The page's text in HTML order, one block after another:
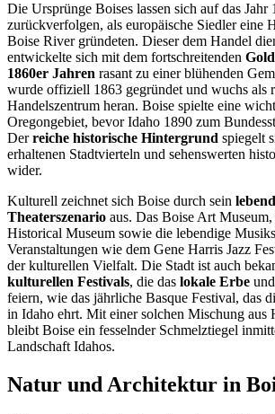
Die Ursprünge Boises lassen sich auf das Jahr
zurückverfolgen, als europäische Siedler eine
Boise River gründeten. Dieser dem Handel
entwickelte sich mit dem fortschreitenden
1860er Jahren rasant zu einer blühenden
wurde offiziell 1863 gegründet und wuchs als
Handelszentrum heran. Boise spielte eine
Oregongebiet, bevor Idaho 1890 zum
Derreiche historische Hintergrund spiegelt
erhaltenen Stadtvierteln und sehenswerten
wider.
Kulturell zeichnet sich Boise durch sein
Theaterszenario aus. Das Boise Art Museum,
Historical Museum sowie die lebendige
Veranstaltungen wie dem Gene Harris Jazz
der kulturellen Vielfalt. Die Stadt ist auch
kulturellen Festivals, die das lokale Erbe
feiern, wie das jährliche Basque Festival, das
in Idaho ehrt. Mit einer solchen Mischung aus
bleibt Boise ein fesselnder Schmelztiegel
Landschaft Idahos.
Natur und Architektur in